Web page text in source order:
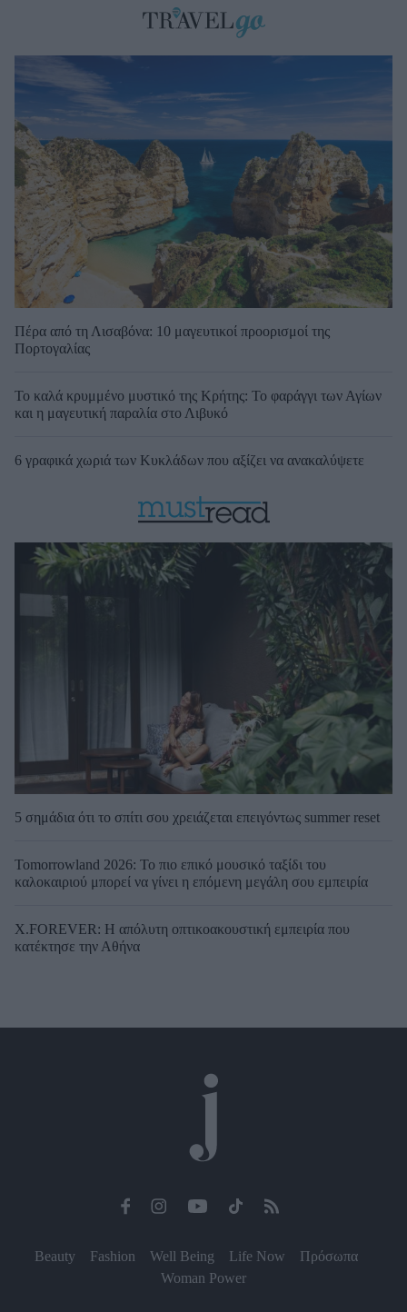
Πέρα από τη Λισαβόνα: 10 μαγευτικοί προορισμοί της
Πορτογαλίας
Το καλά κρυμμένο μυστικό της Κρήτης: Το φαράγγι των Αγίων
και η μαγευτική παραλία στο Λιβυκό
6 γραφικά χωριά των Κυκλάδων που αξίζει να ανακαλύψετε
5 σημάδια ότι το σπίτι σου χρειάζεται επειγόντως summer reset
Tomorrowland 2026: Το πιο επικό μουσικό ταξίδι του
καλοκαιριού μπορεί να γίνει η επόμενη μεγάλη σου εμπειρία
X.FOREVER: Η απόλυτη οπτικοακουστική εμπειρία που
κατέκτησε την Αθήνα
Beauty Fashion Well Being Life Now
Πρόσωπα
Woman Power